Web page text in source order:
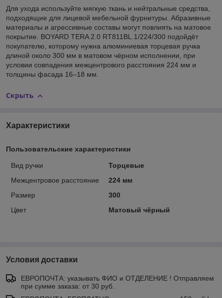
Для ухода используйте мягкую ткань и нейтральные средства,
подходящие для лицевой мебельной фурнитуры. Абразивные
материалы и агрессивные составы могут повлиять на матовое
покрытие. BOYARD TERA 2.0 RT811BL.1/224/300 подойдёт
покупателю, которому нужна алюминиевая торцевая ручка
длиной около 300 мм в матовом чёрном исполнении, при
условии совпадения межцентрового расстояния 224 мм и
толщины фасада 16–18 мм.
Скрыть
Характеристики
Пользовательские характеристики
Вид ручки
Торцевые
Межцентровое расстояние
224 мм
Размер
300
Цвет
Матовый чёрный
Условия доставки
ЕВРОПОЧТА: указывать ФИО и ОТДЕЛЕНИЕ ! Отправляем
при сумме заказа: от 30 руб.